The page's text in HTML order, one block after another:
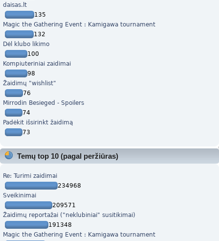
daisas.lt
135
Magic the Gathering Event : Kamigawa tournament
132
Dėl klubo likimo
100
Kompiuteriniai zaidimai
98
Žaidimų "wishlist"
76
Mirrodin Besieged - Spoilers
74
Padėkit išsirinkt žaidimą
73
Temų top 10 (pagal peržiūras)
Re: Turimi zaidimai
234968
Sveikinimai
209571
Žaidimų reportažai ("neklubiniai" susitikimai)
191348
Magic the Gathering Event : Kamigawa tournament